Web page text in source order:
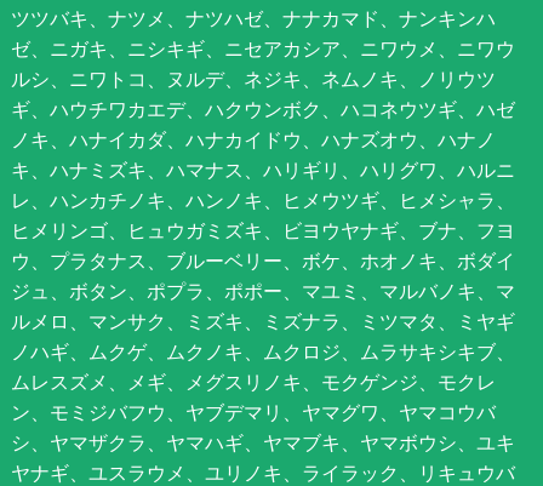
ツツバキ、ナツメ、ナツハゼ、ナナカマド、ナンキンハ
ゼ、ニガキ、ニシキギ、ニセアカシア、ニワウメ、ニワウ
ルシ、ニワトコ、ヌルデ、ネジキ、ネムノキ、ノリウツ
ギ、ハウチワカエデ、ハクウンボク、ハコネウツギ、ハゼ
ノキ、ハナイカダ、ハナカイドウ、ハナズオウ、ハナノ
キ、ハナミズキ、ハマナス、ハリギリ、ハリグワ、ハルニ
レ、ハンカチノキ、ハンノキ、ヒメウツギ、ヒメシャラ、
ヒメリンゴ、ヒュウガミズキ、ビヨウヤナギ、ブナ、フヨ
ウ、プラタナス、ブルーベリー、ボケ、ホオノキ、ボダイ
ジュ、ボタン、ポプラ、ポポー、マユミ、マルバノキ、マ
ルメロ、マンサク、ミズキ、ミズナラ、ミツマタ、ミヤギ
ノハギ、ムクゲ、ムクノキ、ムクロジ、ムラサキシキブ、
ムレスズメ、メギ、メグスリノキ、モクゲンジ、モクレ
ン、モミジバフウ、ヤブデマリ、ヤマグワ、ヤマコウバ
シ、ヤマザクラ、ヤマハギ、ヤマブキ、ヤマボウシ、ユキ
ヤナギ、ユスラウメ、ユリノキ、ライラック、リキュウバ